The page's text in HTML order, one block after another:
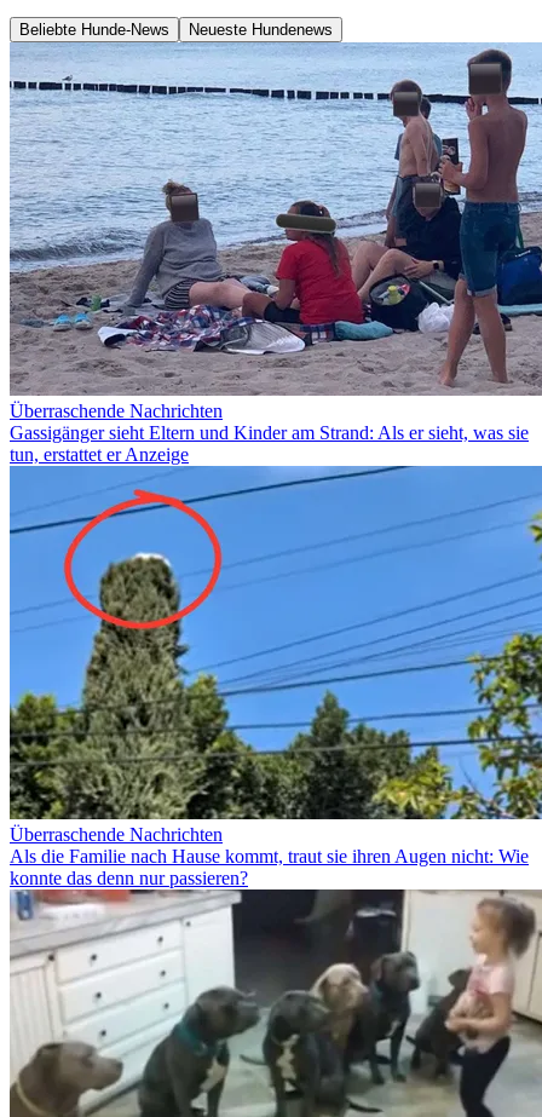
Beliebte Hunde-News Neueste Hundenews
Überraschende Nachrichten
Gassigänger sieht Eltern und Kinder am Strand: Als er sieht, was sie
tun, erstattet er Anzeige
Überraschende Nachrichten
Als die Familie nach Hause kommt, traut sie ihren Augen nicht: Wie
konnte das denn nur passieren?